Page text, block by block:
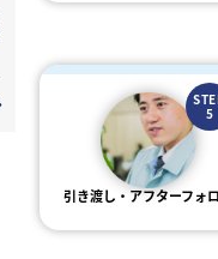
5
引き渡し・アフターフォ